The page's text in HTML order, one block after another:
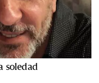
soledad